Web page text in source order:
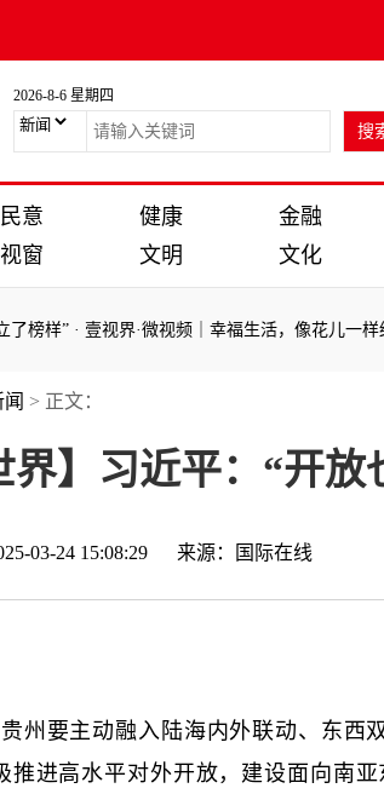
2026-8-6 星期四
民意 健康 金融
视窗 文明 文化
壹视界·微视频｜幸福生活，像花儿一样绽放 ·【
壹视界·微视频｜幸福生活，像花儿一样绽放
> 正文：
界】习近平：“开
03-24 15:08:29 来源： 国际在线
州要主动融入陆海内外联动、东西
推进高水平对外开放，建设面向南